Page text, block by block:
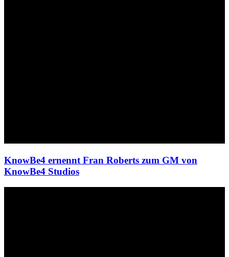
KnowBe4 ernennt Fran Roberts zum GM von
KnowBe4 Studios